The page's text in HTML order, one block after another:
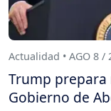
Actualidad • AGO 8 /
Trump
Gobierno de